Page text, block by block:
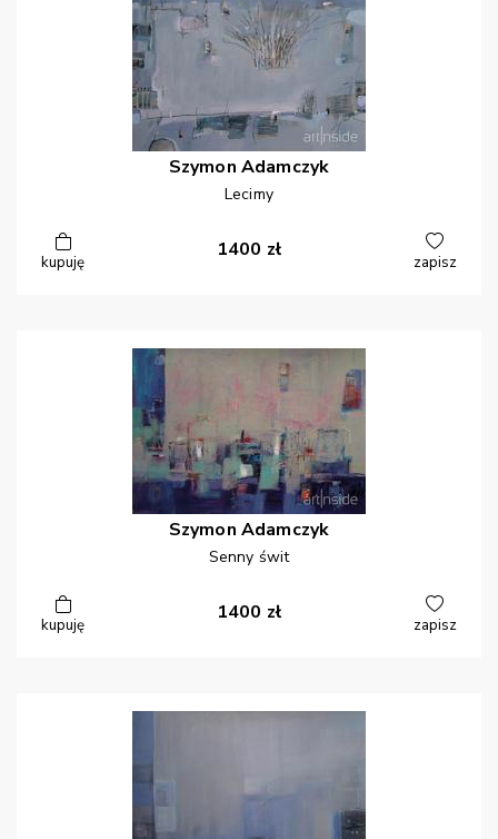
Szymon Adamczyk
Lecimy
kupuję
1400 zł
zapisz
Szymon Adamczyk
Senny świt
kupuję
1400 zł
zapisz